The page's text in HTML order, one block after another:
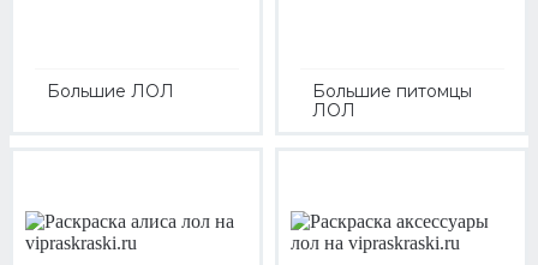
Большие ЛОЛ
Большие питомцы
ЛОЛ